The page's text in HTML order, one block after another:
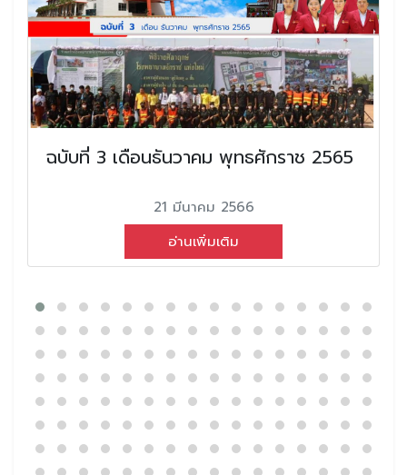
ฉบับที่ 3 เดือนธันวาคม พุทธศักราช 2565
21 มีนาคม 2566
อ่านเพิ่มเติม